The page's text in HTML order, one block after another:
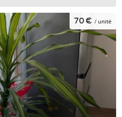
70 € / unité